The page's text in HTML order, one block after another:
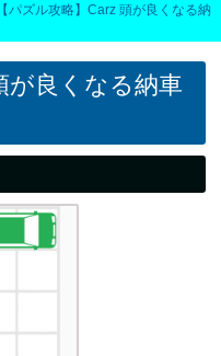
【パズル攻略】Carz 頭が良くなる納
が良くなる納車